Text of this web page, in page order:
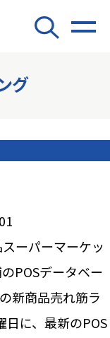
グ
ーパーマーケッ
POSデータベー
新商品売れ筋ラ
日に、最新のPOS